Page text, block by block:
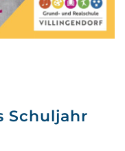
Schuljahr